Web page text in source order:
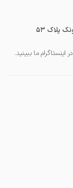
پلاک ۵۳
ما ببینید.